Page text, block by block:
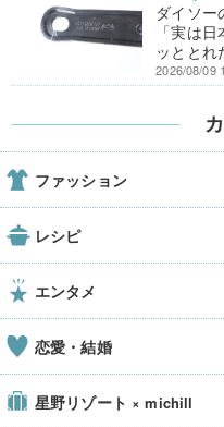
ダイソー
「実は
ッととれ
2026/08/09
ファッション
レシピ
エンタメ
恋愛・結婚
星野リゾート × michill